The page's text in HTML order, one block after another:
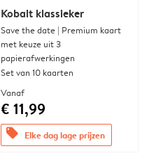
Kobalt klassieker
Save the date | Premium kaart
met keuze uit 3
papierafwerkingen
Set van 10 kaarten
Vanaf
€ 11,99
offers Elke dag lage prijzen